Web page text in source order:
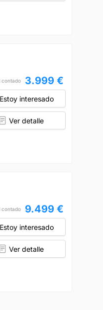
contado 3.999 €
Estoy interesado
Ver detalle
contado 9.499 €
Estoy interesado
Ver detalle